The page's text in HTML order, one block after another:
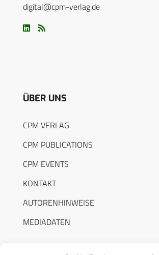
digital@cpm-verlag.de
ÜBER UNS
CPM VERLAG
CPM PUBLICATIONS
CPM EVENTS
KONTAKT
AUTORENHINWEISE
MEDIADATEN